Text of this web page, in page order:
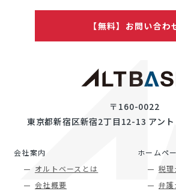
【無料】お問い合わ
〒160-0022
東京都新宿区新宿2丁目12-13 アン
会社案内
オルトベースとは
会社概要
ホームペ
税理
弁護